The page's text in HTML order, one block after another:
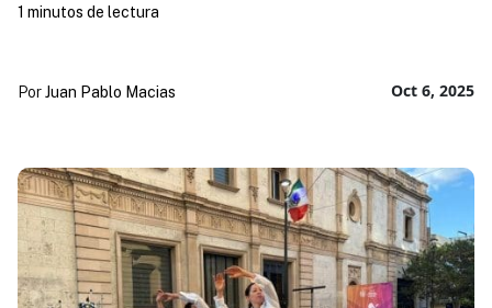
Oct 6, 2025
PorJuan Pablo Macias
1 minutos de lectura